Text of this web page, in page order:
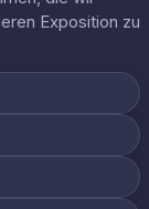
Exposition zu